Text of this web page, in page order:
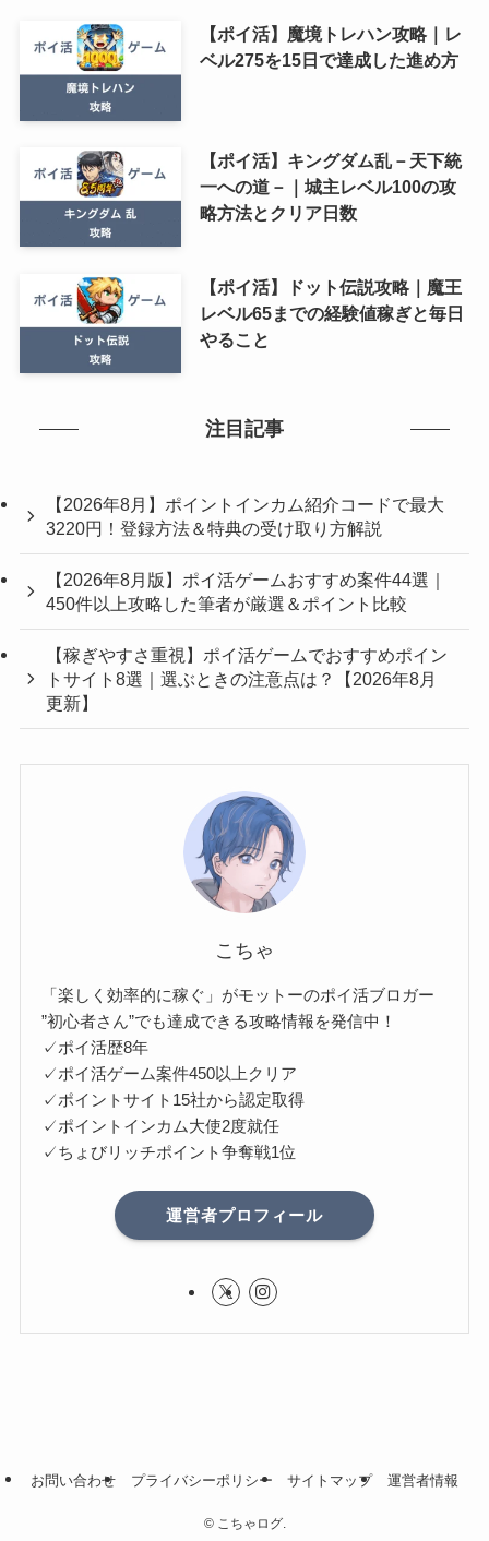
【ポイ活】魔境トレハン攻略｜レ
ベル275を15日で達成した進め方
【ポイ活】キングダム乱－天下統
一への道－｜城主レベル100の攻
略方法とクリア日数
【ポイ活】ドット伝説攻略｜魔王
レベル65までの経験値稼ぎと毎日
やること
注目記事
【2026年8月】ポイントインカム紹介コードで最大
3220円！登録方法＆特典の受け取り方解説
【2026年8月版】ポイ活ゲームおすすめ案件44選｜
450件以上攻略した筆者が厳選＆ポイント比較
【稼ぎやすさ重視】ポイ活ゲームでおすすめポイン
トサイト8選｜選ぶときの注意点は？【2026年8月
更新】
こちゃ
「楽しく効率的に稼ぐ」がモットーのポイ活ブロガー
”初心者さん”でも達成できる攻略情報を発信中！
✓ポイ活歴8年
✓ポイ活ゲーム案件450以上クリア
✓ポイントサイト15社から認定取得
✓ポイントインカム大使2度就任
✓ちょびリッチポイント争奪戦1位
運営者プロフィール
お問い合わせ プライバシーポリシー サイトマップ 運営者情報
©こちゃログ.